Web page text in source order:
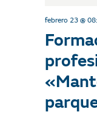
febrero 23 @